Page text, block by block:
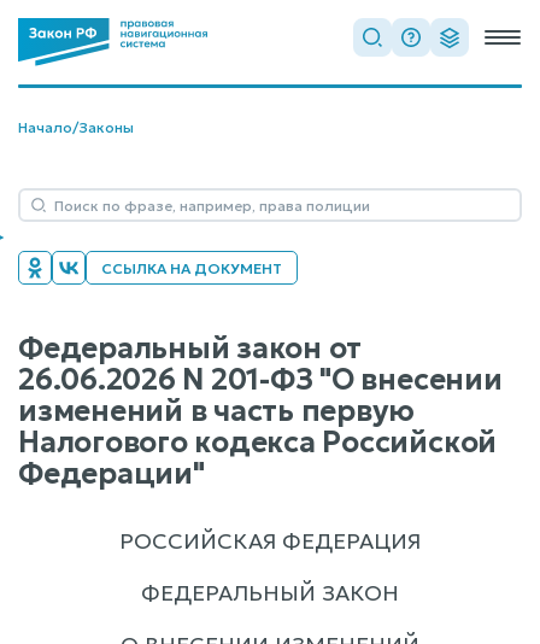
Начало/Законы
ССЫЛКА НА ДОКУМЕНТ
Федеральный закон от
26.06.2026 N 201-ФЗ "О внесении
изменений в часть первую
Налогового кодекса Российской
Федерации"
РОССИЙСКАЯ ФЕДЕРАЦИЯ
ФЕДЕРАЛЬНЫЙ ЗАКОН